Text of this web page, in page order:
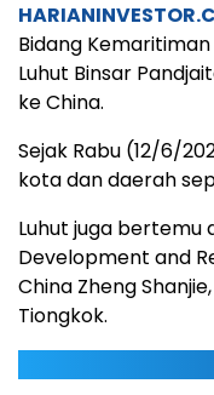
Bidang
Luhut Binsar
ke China.
Sejak Rabu (12/6/
kota dan daerah
Luhut juga bertemu
Development and
China Zheng
Tiongkok.